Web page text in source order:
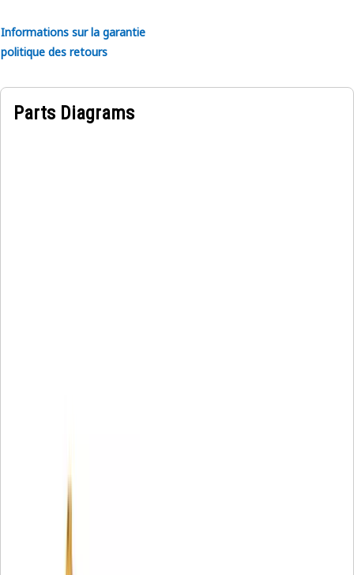
Informations sur la garantie
politique des retours
Parts Diagrams